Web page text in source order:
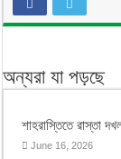
অন্যরা যা পড়ছে
শাহরাস্তিতে রাস্তা
June 16, 2026